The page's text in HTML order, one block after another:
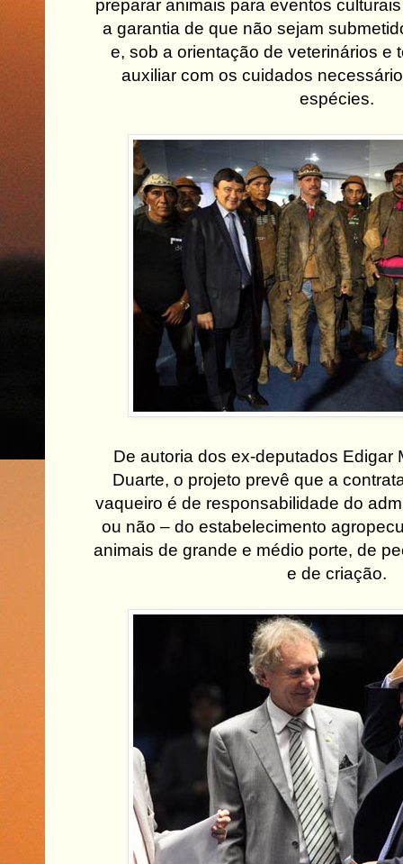
preparar animais para eventos
a garantia de que não sejam
e, sob a orientação de veterinários e
auxiliar com os cuidados
espécies.
De autoria dos ex-deputados Edigar
Duarte, o projeto prevê que a
vaqueiro é de responsabilidade do
ou não – do estabelecimento
animais de grande e médio porte, de
e de criação.